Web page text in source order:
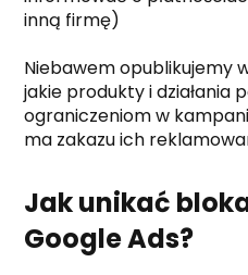
inną firmę)
Niebawem opublikujemy
jakie produkty i działania
ograniczeniom w
ma zakazu ich
Jak unikać
Google Ads?